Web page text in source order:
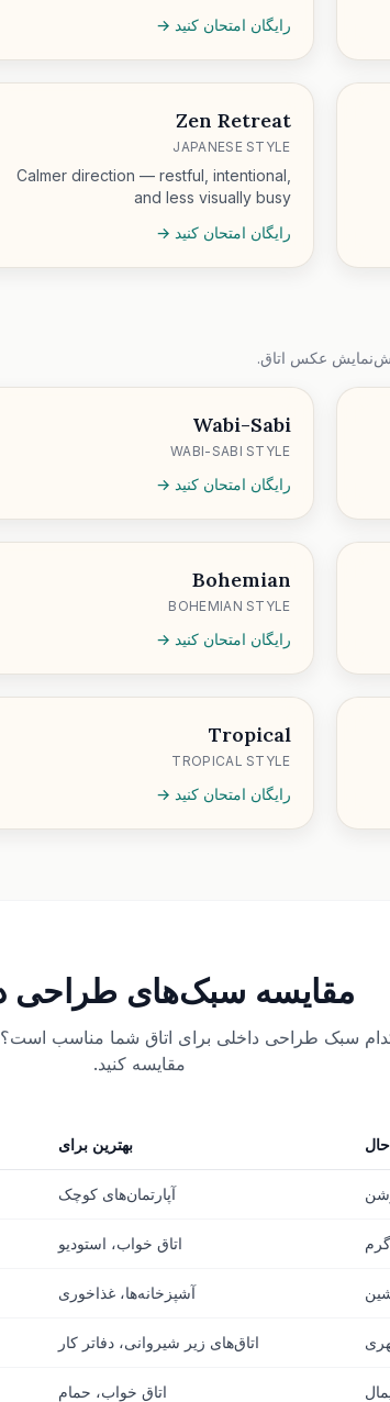
رایگان امتحان کنید →
Zen Retreat
JAPANESE STYLE
Calmer direction — restful, intentional,
and less visually busy
رایگان امتحان کنید →
عکس اتاق.
Wabi-Sabi
WABI-SABI STYLE
رایگان امتحان کنید →
Bohemian
BOHEMIAN STYLE
رایگان امتحان کنید →
Tropical
TROPICAL STYLE
رایگان امتحان کنید →
مقایسه سبک‌های طراحی
سبک طراحی داخلی برای اتاق شما مناسب
مقایسه کنید.
بهترین برای
آپارتمان‌های کوچک
اتاق خواب، استودیو
آشپزخانه‌ها، غذاخوری
اتاق‌های زیر شیروانی، دفاتر کار
اتاق خواب، حمام